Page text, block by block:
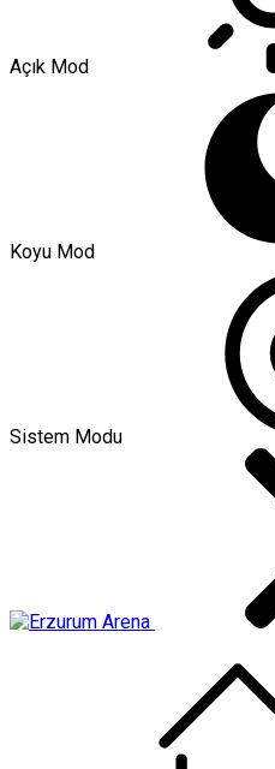
Açık Mod
Koyu Mod
Sistem Modu